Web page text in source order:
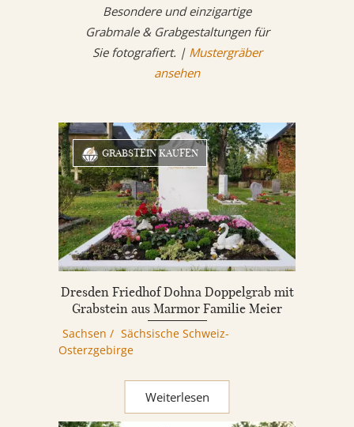
Besondere und einzigartige
Grabmale & Grabgestaltungen für
Sie fotografiert. | Mustergräber
ansehen
GRABSTEIN KAUFEN
Dresden Friedhof Dohna Doppelgrab mit
Grabstein aus Marmor Familie Meier
Sachsen / Sächsische Schweiz-
Osterzgebirge
Weiterlesen